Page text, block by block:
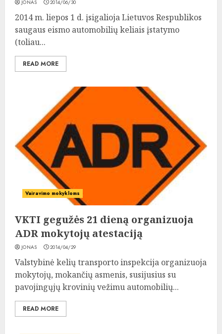
JONAS 2014/06/30
2014 m. liepos 1 d. įsigalioja Lietuvos Respublikos
saugaus eismo automobilių keliais įstatymo
(toliau...
READ MORE
Vairavimo mokykloms
VKTI gegužės 21 dieną organizuoja
ADR mokytojų atestaciją
JONAS 2014/04/29
Valstybinė kelių transporto inspekcija organizuoja
mokytojų, mokančių asmenis, susijusius su
pavojingųjų krovinių vežimu automobilių...
READ MORE